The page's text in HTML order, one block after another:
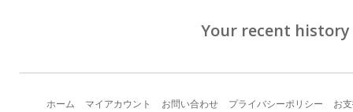
Your recent history
ホーム マイアカウント お問い合わせ プライバシーポリシー お